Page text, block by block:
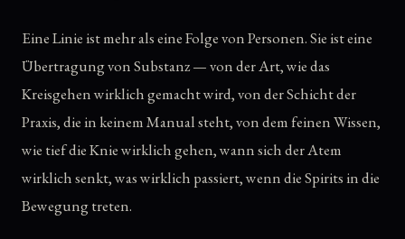
Eine Linie ist mehr als eine Folge von Personen. Sie ist eine
Übertragung von Substanz — von der Art, wie das
Kreisgehen wirklich gemacht wird, von der Schicht der
Praxis, die in keinem Manual steht, von dem feinen Wissen,
wie tief die Knie wirklich gehen, wann sich der Atem
wirklich senkt, was wirklich passiert, wenn die Spirits in die
Bewegung treten.